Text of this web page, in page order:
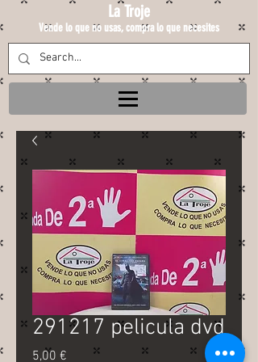
La Troje
Vende lo que no usas, compra lo que necesites
291217 pelicula dvd
5,00 € Precio